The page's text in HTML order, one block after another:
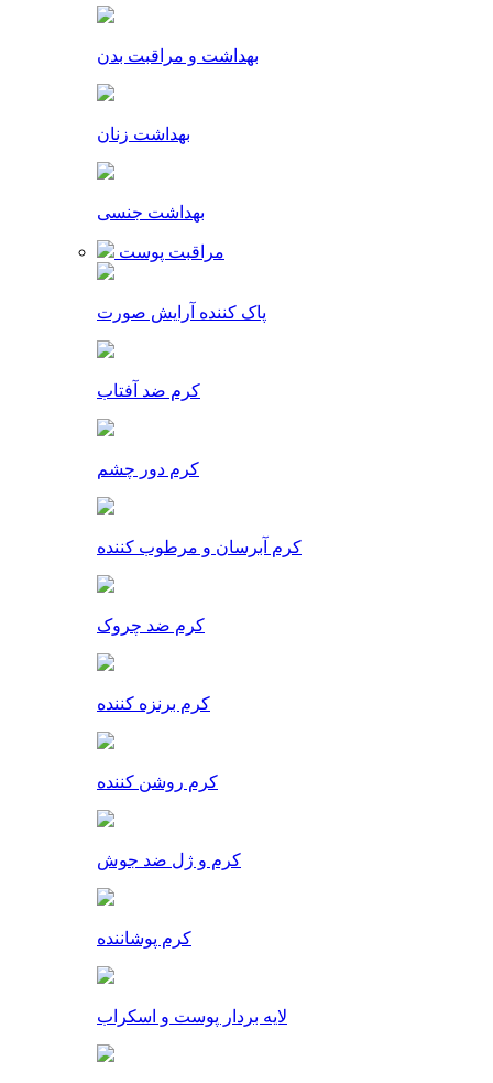
بهداشت و مراقبت بدن
بهداشت زنان
بهداشت جنسی
مراقبت پوست
پاک کننده آرایش صورت
کرم ضد آفتاب
کرم دور چشم
کرم آبرسان و مرطوب کننده
کرم ضد چروک
کرم برنزه کننده
کرم روشن کننده
کرم و ژل ضد جوش
کرم پوشاننده
لایه بردار پوست و اسکراب